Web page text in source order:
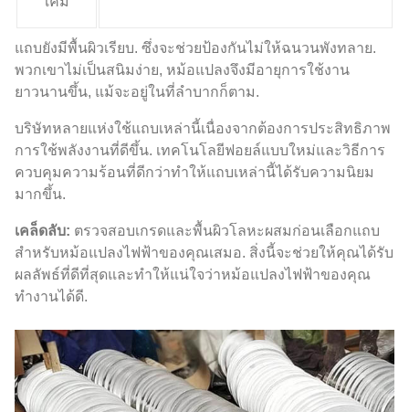
แถบยังมีพื้นผิวเรียบ. ซึ่งจะช่วยป้องกันไม่ให้ฉนวนพังทลาย.
พวกเขาไม่เป็นสนิมง่าย, หม้อแปลงจึงมีอายุการใช้งาน
ยาวนานขึ้น, แม้จะอยู่ในที่ลำบากก็ตาม.
บริษัทหลายแห่งใช้แถบเหล่านี้เนื่องจากต้องการประสิทธิภาพ
การใช้พลังงานที่ดีขึ้น. เทคโนโลยีฟอยล์แบบใหม่และวิธีการ
ควบคุมความร้อนที่ดีกว่าทำให้แถบเหล่านี้ได้รับความนิยม
มากขึ้น.
เคล็ดลับ: ตรวจสอบเกรดและพื้นผิวโลหะผสมก่อนเลือกแถบ
สำหรับหม้อแปลงไฟฟ้าของคุณเสมอ. สิ่งนี้จะช่วยให้คุณได้รับ
ผลลัพธ์ที่ดีที่สุดและทำให้แน่ใจว่าหม้อแปลงไฟฟ้าของคุณ
ทำงานได้ดี.